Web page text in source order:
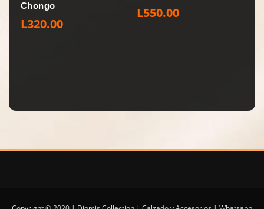
Chongo
L320.00
L550.00